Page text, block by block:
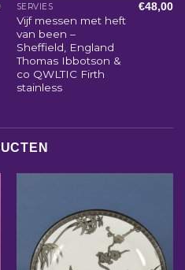
SERVIES
Vijf messen met heft
van been –
Sheffield, England
Thomas Ibbotson &
co QWLTIC Firth
stainless
€48,00